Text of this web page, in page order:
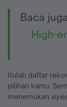
Baca
High-
Itulah daftar
pilihan kamu.
menemukan